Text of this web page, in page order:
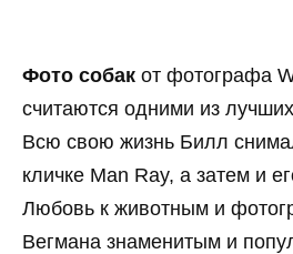
Фото собак от фотографа
считаются одними из
Всю свою жизнь Билл
кличке Man Ray, а затем и
Любовь к животным и
Вегмана знаменитым и